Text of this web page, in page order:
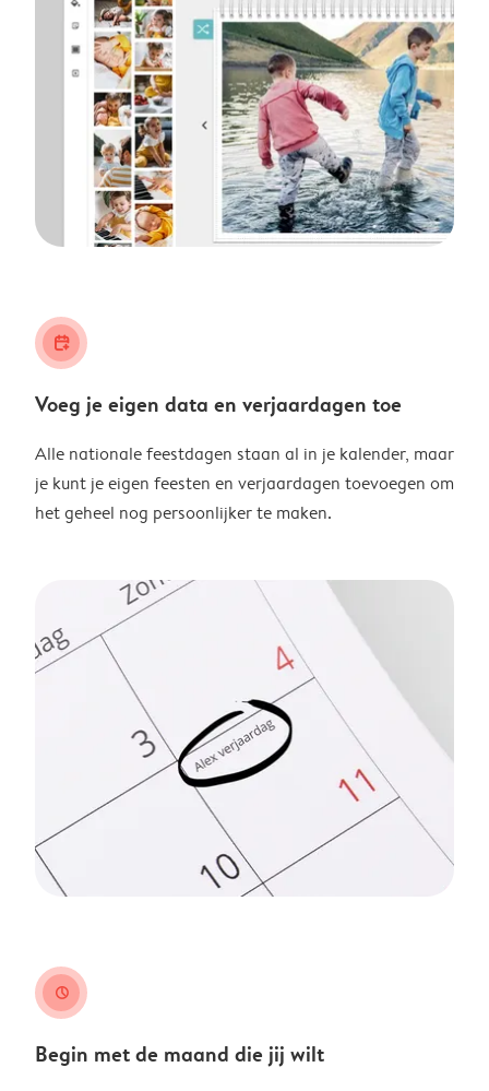
calendar_plus
Voeg je eigen data en verjaardagen toe
Alle nationale feestdagen staan al in je kalender, maar
je kunt je eigen feesten en verjaardagen toevoegen om
het geheel nog persoonlijker te maken.
clock
Begin met de maand die jij wilt